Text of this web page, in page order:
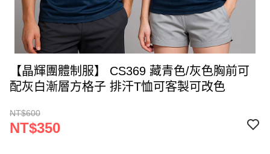
【晶輝團體制服】 CS369 藏青色/灰色胸前可
配灰白漸層方格子 排汗T恤可客製可改色
NT$600
NT$350